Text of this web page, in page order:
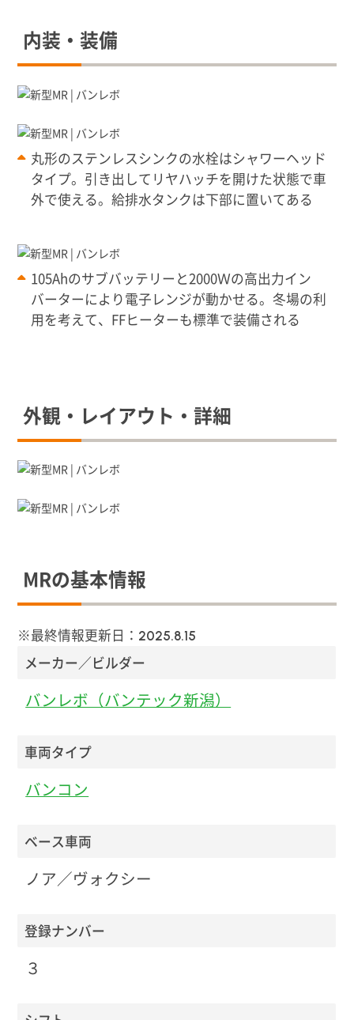
内装・装備
丸形のステンレスシンクの水栓はシャワーヘッド
タイプ。引き出してリヤハッチを開けた状態で車
外で使える。給排水タンクは下部に置いてある
105Ahのサブバッテリーと2000Ｗの高出力イン
バーターにより電子レンジが動かせる。冬場の利
用を考えて、FFヒーターも標準で装備される
外観・レイアウト・詳細
MRの基本情報
※最終情報更新日： 2025.8.15
メーカー／ビルダー
バンレボ（バンテック新潟）
車両タイプ
バンコン
ベース車両
ノア／ヴォクシー
登録ナンバー
３